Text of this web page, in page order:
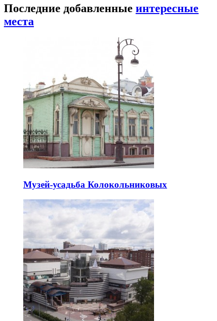
Последние добавленные интересные
места
Музей-усадьба Колокольниковых